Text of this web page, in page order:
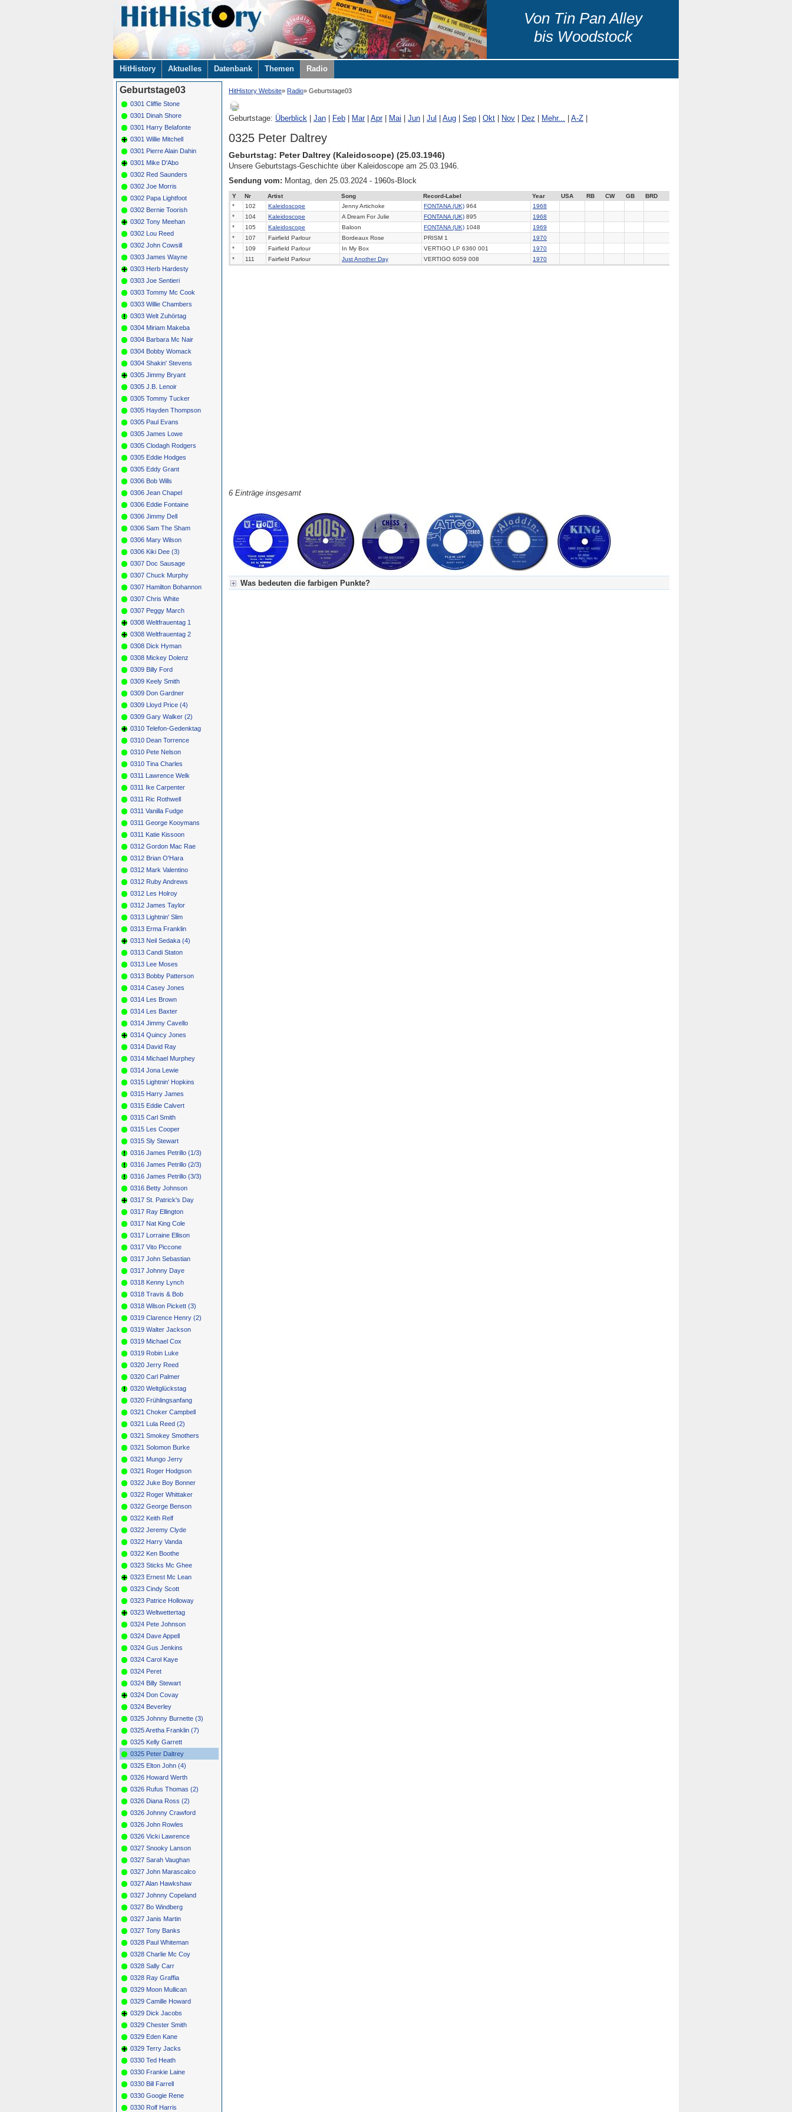
Von Tin Pan Alley
bis Woodstock
Navigation
überspringen
HitHistory Aktuelles Datenbank Themen Radio
HitHistory Website Radio Geburtstage03
Geburtstage: Überblick Jan Feb Mar| Apr| Mai Jun Jul Aug Sep Okt Nov Dez Mehr... A-Z
0325 Peter Daltrey
Geburtstag: Peter Daltrey (Kaleidoscope) (25.03.1946)
Unsere Geburtstags-Geschichte über Kaleidoscope am 25.03.1946.
Sendung vom: Montag, den 25.03.2024 - 1960s-Block
Y Nr Artist Song Record-Label Year USA RB CW GB
BRD
*
102 Kaleidoscope Jenny Artichoke FONTANA (UK) 964
1968
*
104 Kaleidoscope A Dream For Julie FONTANA (UK) 895
1968
*
105 Kaleidoscope Baloon FONTANA (UK) 1048
1969
*
107 Fairfield Parlour Bordeaux Rose PRISM 1
1970
*
109 Fairfield Parlour In My Box VERTIGO LP 6360 001
1970
*
111 Fairfield Parlour Just Another Day VERTIGO 6059 008 1970
6 Einträge insgesamt
Was bedeuten die farbigen Punkte?
Geburtstage03
0301 Cliffie Stone
0301 Dinah Shore
0301 Harry Belafonte
0301 Willie Mitchell
0301 Pierre Alain Dahin
0301 Mike D'Abo
0302 Red Saunders
0302 Joe Morris
0302 Papa Lightfoot
0302 Bernie Toorish
0302 Tony Meehan
0302 Lou Reed
0302 John Cowsill
0303 James Wayne
0303 Herb Hardesty
0303 Joe Sentieri
0303 Tommy Mc Cook
0303 Willie Chambers
0303 Welt Zuhörtag
0304 Miriam Makeba
0304 Barbara Mc Nair
0304 Bobby Womack
0304 Shakin' Stevens
0305 Jimmy Bryant
0305 J.B. Lenoir
0305 Tommy Tucker
0305 Hayden Thompson
0305 Paul Evans
0305 James Lowe
0305 Clodagh Rodgers
0305 Eddie Hodges
0305 Eddy Grant
0306 Bob Wills
0306 Jean Chapel
0306 Eddie Fontaine
0306 Jimmy Dell
0306 Sam The Sham
0306 Mary Wilson
0306 Kiki Dee (3)
0307 Doc Sausage
0307 Chuck Murphy
0307 Hamilton Bohannon
0307 Chris White
0307 Peggy March
0308 Weltfrauentag 1
0308 Weltfrauentag 2
0308 Dick Hyman
0308 Mickey Dolenz
0309 Billy Ford
0309 Keely Smith
0309 Don Gardner
0309 Lloyd Price (4)
0309 Gary Walker (2)
0310 Telefon-Gedenktag
0310 Dean Torrence
0310 Pete Nelson
0310 Tina Charles
0311 Lawrence Welk
0311 Ike Carpenter
0311 Ric Rothwell
0311 Vanilla Fudge
0311 George Kooymans
0311 Katie Kissoon
0312 Gordon Mac Rae
0312 Brian O'Hara
0312 Mark Valentino
0312 Ruby Andrews
0312 Les Holroy
0312 James Taylor
0313 Lightnin' Slim
0313 Erma Franklin
0313 Neil Sedaka (4)
0313 Candi Staton
0313 Lee Moses
0313 Bobby Patterson
0314 Casey Jones
0314 Les Brown
0314 Les Baxter
0314 Jimmy Cavello
0314 Quincy Jones
0314 David Ray
0314 Michael Murphey
0314 Jona Lewie
0315 Lightnin' Hopkins
0315 Harry James
0315 Eddie Calvert
0315 Carl Smith
0315 Les Cooper
0315 Sly Stewart
0316 James Petrillo (1/3)
0316 James Petrillo (2/3)
0316 James Petrillo (3/3)
0316 Betty Johnson
0317 St. Patrick's Day
0317 Ray Ellington
0317 Nat King Cole
0317 Lorraine Ellison
0317 Vito Piccone
0317 John Sebastian
0317 Johnny Daye
0318 Kenny Lynch
0318 Travis & Bob
0318 Wilson Pickett (3)
0319 Clarence Henry (2)
0319 Walter Jackson
0319 Michael Cox
0319 Robin Luke
0320 Jerry Reed
0320 Carl Palmer
0320 Weltglückstag
0320 Frühlingsanfang
0321 Choker Campbell
0321 Lula Reed (2)
0321 Smokey Smothers
0321 Solomon Burke
0321 Mungo Jerry
0321 Roger Hodgson
0322 Juke Boy Bonner
0322 Roger Whittaker
0322 George Benson
0322 Keith Relf
0322 Jeremy Clyde
0322 Harry Vanda
0322 Ken Boothe
0323 Sticks Mc Ghee
0323 Ernest Mc Lean
0323 Cindy Scott
0323 Patrice Holloway
0323 Weltwettertag
0324 Pete Johnson
0324 Dave Appell
0324 Gus Jenkins
0324 Carol Kaye
0324 Peret
0324 Billy Stewart
0324 Don Covay
0324 Beverley
0325 Johnny Burnette (3)
0325 Aretha Franklin (7)
0325 Kelly Garrett
0325 Peter Daltrey
0325 Elton John (4)
0326 Howard Werth
0326 Rufus Thomas (2)
0326 Diana Ross (2)
0326 Johnny Crawford
0326 John Rowles
0326 Vicki Lawrence
0327 Snooky Lanson
0327 Sarah Vaughan
0327 John Marascalco
0327 Alan Hawkshaw
0327 Johnny Copeland
0327 Bo Windberg
0327 Janis Martin
0327 Tony Banks
0328 Paul Whiteman
0328 Charlie Mc Coy
0328 Sally Carr
0328 Ray Graffia
0329 Moon Mullican
0329 Camille Howard
0329 Dick Jacobs
0329 Chester Smith
0329 Eden Kane
0329 Terry Jacks
0330 Ted Heath
0330 Frankie Laine
0330 Bill Farrell
0330 Googie Rene
0330 Rolf Harris